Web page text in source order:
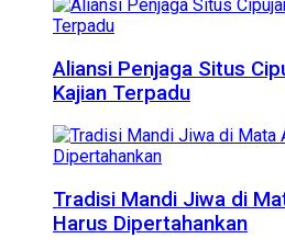
Aliansi Penjaga Situs
Kajian Terpadu
Tradisi Mandi Jiwa di
Harus Dipertahankan